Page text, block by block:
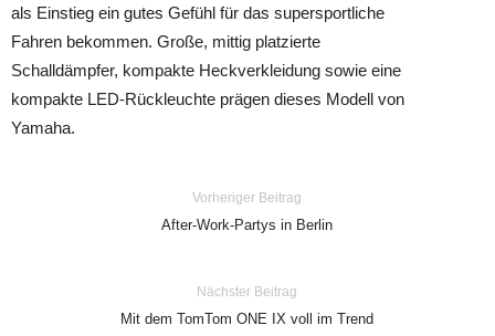
als Einstieg ein gutes Gefühl für das supersportliche
Fahren bekommen. Große, mittig platzierte
Schalldämpfer, kompakte Heckverkleidung sowie eine
kompakte LED-Rückleuchte prägen dieses Modell von
Yamaha.
Vorheriger Beitrag
After-Work-Partys in Berlin
Nächster Beitrag
Mit dem TomTom ONE IX voll im Trend